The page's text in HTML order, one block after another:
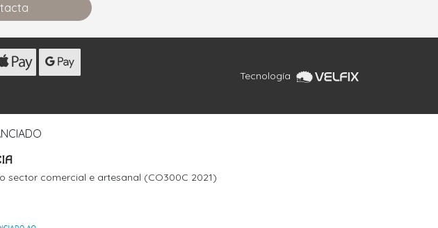
Tecnología
sector comercial e artesanal (CO300C 2021)